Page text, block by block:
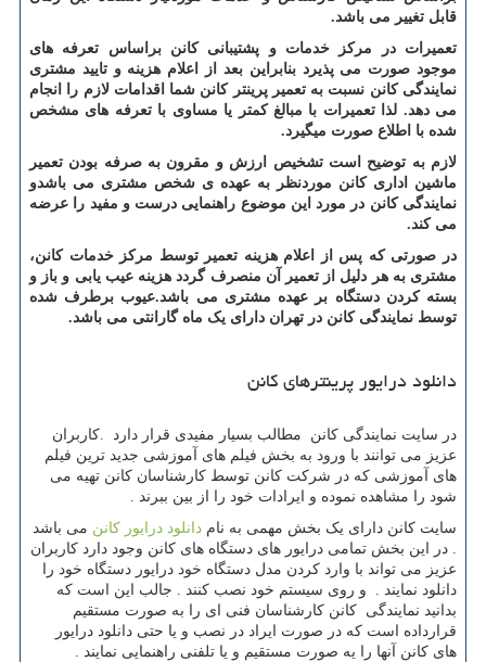
قابل تغییر می باشد.
تعمیرات در مرکز خدمات و پشتیبانی کانن براساس تعرفه های
موجود صورت می پذیرد بنابراین بعد از اعلام هزینه و تایید مشتری
نمایندگی کانن نسبت به تعمیر پرینتر کانن شما اقدامات لازم را انجام
می دهد. لذا تعمیرات با مبالغ کمتر یا مساوی با تعرفه های مشخص
شده با اطلاع صورت میگیرد.
لازم به توضیح است تشخیص ارزش و مقرون به صرفه بودن تعمیر
ماشین اداری کانن موردنظر به عهده ی شخص مشتری می باشدو
نمایندگی کانن در مورد این موضوع راهنمایی درست و مفید را عرضه
می کند.
در صورتی که پس از اعلام هزینه تعمیر توسط مرکز خدمات کانن،
مشتری به هر دلیل از تعمیر آن منصرف گردد هزینه عیب یابی و باز و
بسته کردن دستگاه بر عهده مشتری می باشد.عیوب برطرف شده
توسط نمایندگی کانن در تهران دارای یک ماه گارانتی می باشد.
دانلود درایور پرینترهای کانن
در سایت نمایندگی کانن مطالب بسیار مفیدی قرار دارد
کاربران
عزیز می توانند با ورود به بخش فیلم های آموزشی جدید ترین فیلم
های آموزشی که در شرکت کانن توسط کارشناسان کانن تهیه می
شود را مشاهده نموده و ایرادات خود را از بین ببرند .
سایت کانن دارای یک بخش مهمی به نام دانلود درایور کانن می باشد
. در این بخش تمامی درایور های دستگاه های کانن وجود دارد کاربران
عزیز می تواند با وارد کردن مدل دستگاه خود درایور دستگاه خود را
دانلود نمایند . و روی سیستم خود نصب کنند . جالب این است که
بدانید نمایندگی کانن کارشناسان فنی ای را به صورت مستقیم
قرارداده است که در صورت ایراد در نصب و یا حتی دانلود درایور
های کانن آنها را یه صورت مستقیم و یا تلفنی راهنمایی نمایند .